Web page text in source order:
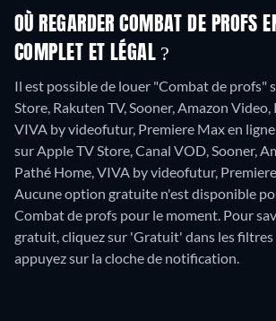
OÙ REGARDER COMBAT DE PROFS
COMPLET ET LÉGAL ?
Il est possible de louer "Combat de profs"
Store, Rakuten TV, Sooner, Amazon
VIVA by videofutur, Premiere Max en
sur Apple TV Store, Canal VOD, Sooner,
Pathé Home, VIVA by videofutur,
Aucune option gratuite n'est disponible
Combat de profs pour le moment. Pour
gratuit, cliquez sur 'Gratuit' dans les filtres
appuyez sur la cloche de notification.